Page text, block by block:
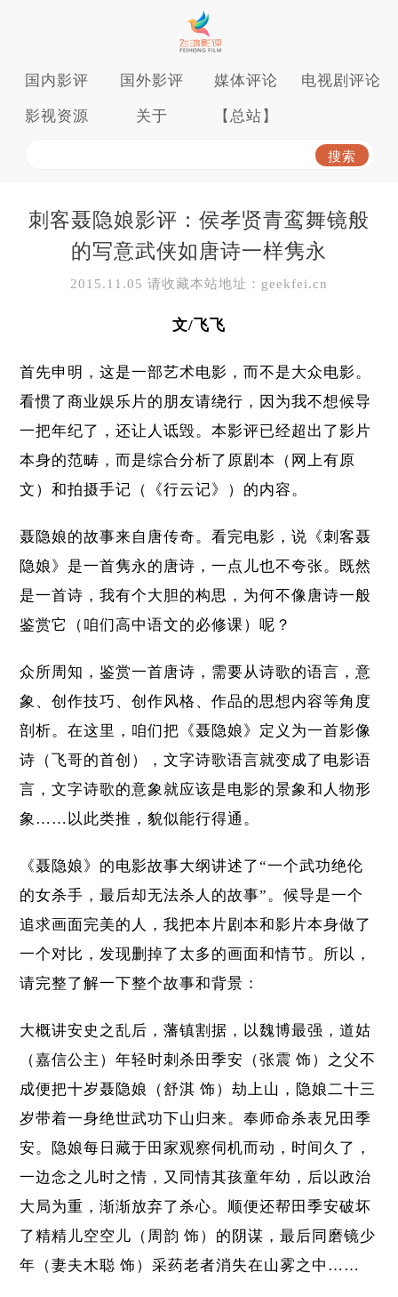
国内影评 国外影评 媒体评论 电视剧评论
影视资源 关于 【总站】
刺客聂隐娘影评：侯孝贤青鸾舞镜般
的写意武侠如唐诗一样隽永
2015.11.05 请收藏本站地址：geekfei.cn
文/飞飞
首先申明，这是一部艺术电影，而不是大众电影。
看惯了商业娱乐片的朋友请绕行，因为我不想候导
一把年纪了，还让人诋毁。本影评已经超出了影片
本身的范畴，而是综合分析了原剧本（网上有原
文）和拍摄手记（《行云记》）的内容。
聂隐娘的故事来自唐传奇。看完电影，说《刺客聂
隐娘》是一首隽永的唐诗，一点儿也不夸张。既然
是一首诗，我有个大胆的构思，为何不像唐诗一般
鉴赏它（咱们高中语文的必修课）呢？
众所周知，鉴赏一首唐诗，需要从诗歌的语言，意
象、创作技巧、创作风格、作品的思想内容等角度
剖析。在这里，咱们把《聂隐娘》定义为一首影像
诗（飞哥的首创），文字诗歌语言就变成了电影语
言，文字诗歌的意象就应该是电影的景象和人物形
象……以此类推，貌似能行得通。
《聂隐娘》的电影故事大纲讲述了“一个武功绝伦
的女杀手，最后却无法杀人的故事”。候导是一个
追求画面完美的人，我把本片剧本和影片本身做了
一个对比，发现删掉了太多的画面和情节。所以，
请完整了解一下整个故事和背景：
大概讲安史之乱后，藩镇割据，以魏博最强，道姑
（嘉信公主）年轻时刺杀田季安（张震 饰）之父不
成便把十岁聂隐娘（舒淇 饰）劫上山，隐娘二十三
岁带着一身绝世武功下山归来。奉师命杀表兄田季
安。隐娘每日藏于田家观察伺机而动，时间久了，
一边念之儿时之情，又同情其孩童年幼，后以政治
大局为重，渐渐放弃了杀心。顺便还帮田季安破坏
了精精儿空空儿（周韵 饰）的阴谋，最后同磨镜少
年（妻夫木聪 饰）采药老者消失在山雾之中……